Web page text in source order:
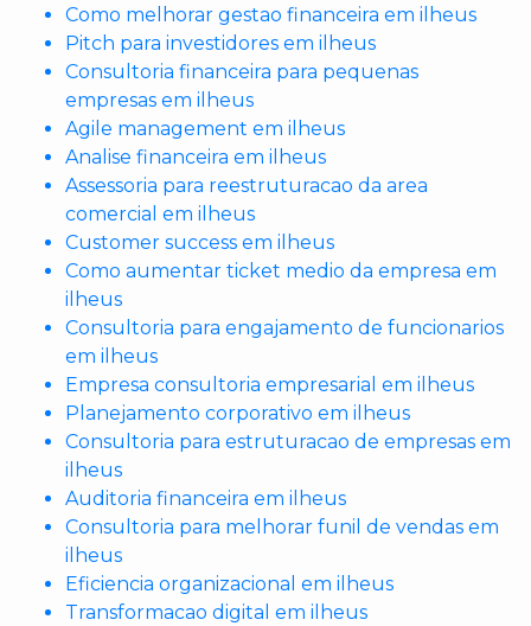
Como melhorar gestao financeira em ilheus
Pitch para investidores em ilheus
Consultoria financeira para pequenas
empresas em ilheus
Agile management em ilheus
Analise financeira em ilheus
Assessoria para reestruturacao da area
comercial em ilheus
Customer success em ilheus
Como aumentar ticket medio da empresa em
ilheus
Consultoria para engajamento de funcionarios
em ilheus
Empresa consultoria empresarial em ilheus
Planejamento corporativo em ilheus
Consultoria para estruturacao de empresas em
ilheus
Auditoria financeira em ilheus
Consultoria para melhorar funil de vendas em
ilheus
Eficiencia organizacional em ilheus
Transformacao digital em ilheus